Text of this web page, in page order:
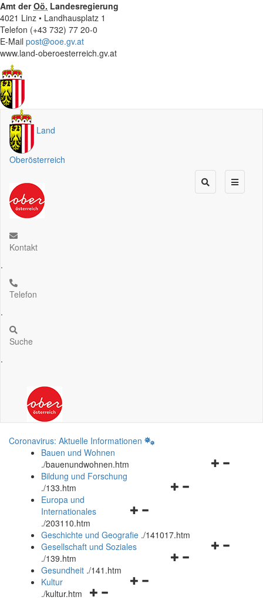
Amt derOö. Landesregierung
4021 Linz • Landhausplatz 1
Telefon (+43 732) 77 20-0
E-Mail post@ooe.gv.at
www.land-oberoesterreich.gv.at
Land
Oberösterreich
Kontakt
.
Telefon
.
Suche
.
Coronavirus: Aktuelle Informationen
Bauen und Wohnen
./bauenundwohnen.htm
Navigationsmenü
Bildung und Forschung
./133.htm
Navigationsmenü
und
schließen
Europa und
Internationales
./203110.htm
Geschichte und Geografie ./141017.htm
Navigationsmenü
Gesellschaft und Soziales
./139.htm
Navigationsmenü
Gesundheit ./141.htm
Navigationsmenü
Kultur
./kultur.htm